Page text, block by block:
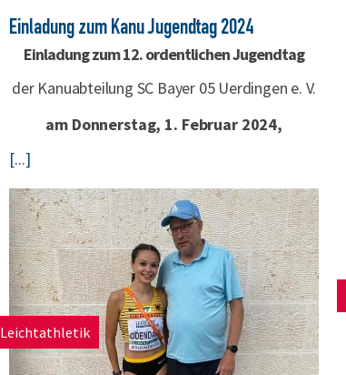
Einladung zum Kanu Jugendtag 2024
Einladung zum 12. ordentlichen Jugendtag
der Kanuabteilung SC Bayer 05 Uerdingen e. V.
am Donnerstag, 1. Februar 2024,
[...]
Leichtathletik